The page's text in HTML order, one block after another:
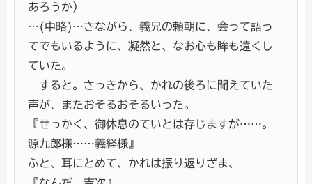
あろうか）
…(中略)…さながら、義兄の頼朝に、会って語っ
てでもいるように、凝然と、なお心も眸も遠くし
ていた。
すると。さっきから、かれの後ろに聞えていた
声が、またおそるおそるいった。
『せっかく、御休息のていとは存じますが……。
源九郎様……義経様』
ふと、耳にとめて、かれは振り返りざま、